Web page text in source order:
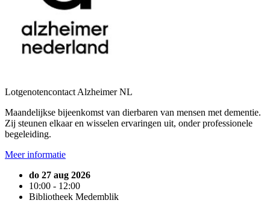
Lotgenotencontact Alzheimer NL
Maandelijkse bijeenkomst van dierbaren van mensen met dementie.
Zij steunen elkaar en wisselen ervaringen uit, onder professionele
begeleiding.
Meer informatie
do 27 aug 2026
10:00 - 12:00
Bibliotheek Medemblik